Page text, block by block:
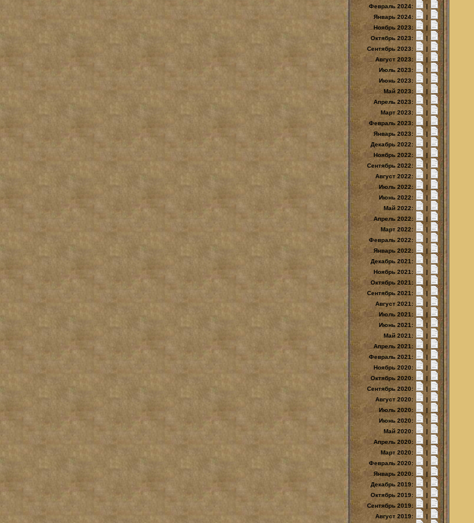
Февраль 2024:
|
Январь 2024:
|
Ноябрь 2023:
|
Октябрь 2023:
|
Сентябрь 2023:
|
Август 2023:
|
Июль 2023:
|
Июнь 2023:
|
Май 2023:
|
Апрель 2023:
|
Март 2023:
|
Февраль 2023:
|
Январь 2023:
|
Декабрь 2022:
|
Ноябрь 2022:
|
Сентябрь 2022:
|
Август 2022:
|
Июль 2022:
|
Июнь 2022:
|
Май 2022:
|
Апрель 2022:
|
Март 2022:
|
Февраль 2022:
|
Январь 2022:
|
Декабрь 2021:
|
Ноябрь 2021:
|
Октябрь 2021:
|
Сентябрь 2021:
|
Август 2021:
|
Июль 2021:
|
Июнь 2021:
|
Май 2021:
|
Апрель 2021:
|
Февраль 2021:
|
Ноябрь 2020:
|
Октябрь 2020:
|
Сентябрь 2020:
|
Август 2020:
|
Июль 2020:
|
Июнь 2020:
|
Май 2020:
|
Апрель 2020:
|
Март 2020:
|
Февраль 2020:
|
Январь 2020:
|
Декабрь 2019:
|
Октябрь 2019:
|
Сентябрь 2019:
|
Август 2019:
|